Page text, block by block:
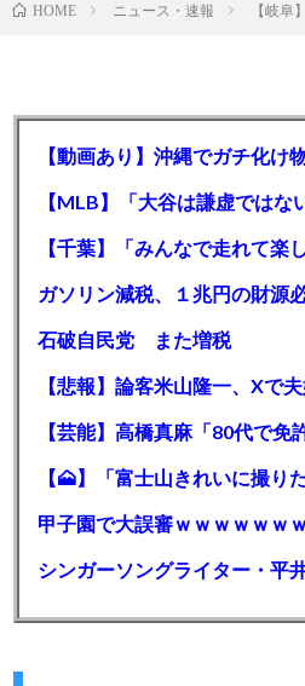
HOME ニュース・速報 【岐
【動画あり】沖縄でガチ化
石破自民党 また増税
甲子園で大誤審ｗｗｗｗｗｗ